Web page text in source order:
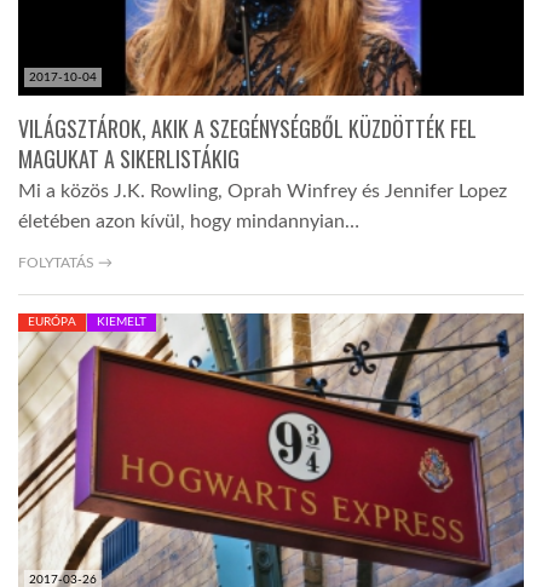
A VILÁG ITTHON
GLOBOTV BP
HÍR3D
TROPICALMAGAZIN
GLOBOTV
AFRIKA TUDÁSTÁR
2017-10-04
VILÁGSZTÁROK, AKIK A SZEGÉNYSÉGBŐL KÜZDÖTTÉK FEL
MAGUKAT A SIKERLISTÁKIG
Mi a közös J.K. Rowling, Oprah Winfrey és Jennifer Lopez
életében azon kívül, hogy mindannyian…
FOLYTATÁS →
2017-03-26
EURÓPA KIEMELT